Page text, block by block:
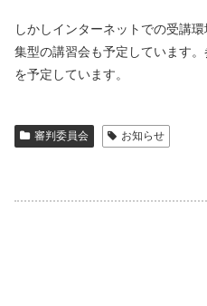
しかしインターネットでの受講
集型の講習会も予定しています
を予定しています。
審判委員会 お知らせ